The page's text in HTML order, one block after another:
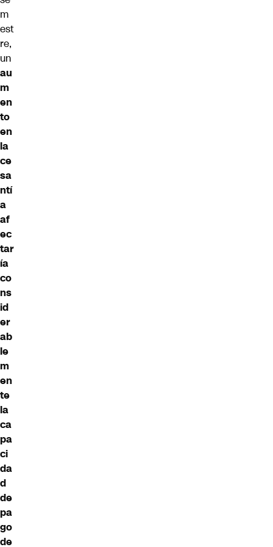
m
est
re,
un
au
m
en
to
en
la
ce
sa
ntí
a
af
ec
tar
ía
co
ns
id
er
ab
le
m
en
te
la
ca
pa
ci
da
d
de
pa
go
de